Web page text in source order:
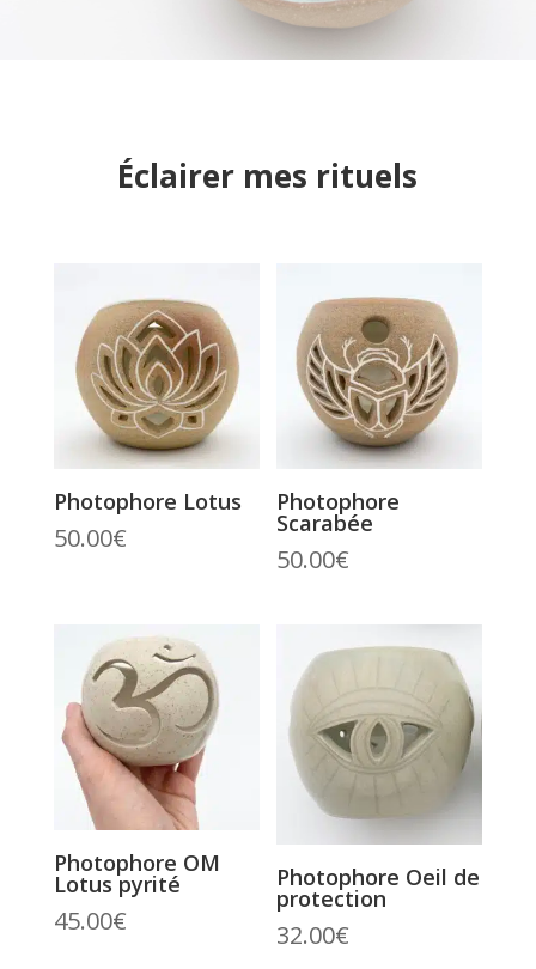
Éclairer mes rituels
Photophore Lotus
50.00€
Photophore
Scarabée
50.00€
Photophore OM
Lotus pyrité
45.00€
Photophore Oeil de
protection
32.00€